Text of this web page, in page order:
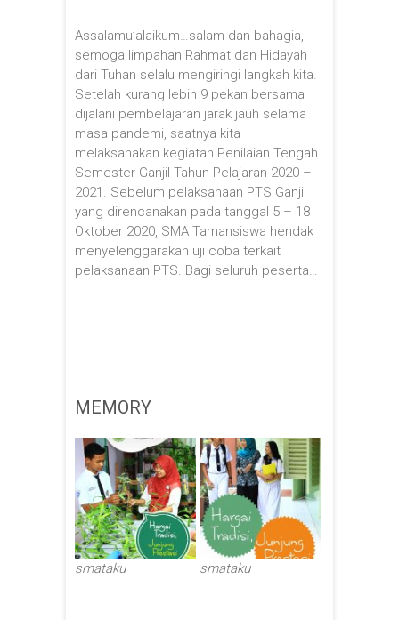
Assalamu’alaikum…salam dan bahagia,
semoga limpahan Rahmat dan Hidayah
dari Tuhan selalu mengiringi langkah kita.
Setelah kurang lebih 9 pekan bersama
dijalani pembelajaran jarak jauh selama
masa pandemi, saatnya kita
melaksanakan kegiatan Penilaian Tengah
Semester Ganjil Tahun Pelajaran 2020 –
2021. Sebelum pelaksanaan PTS Ganjil
yang direncanakan pada tanggal 5 – 18
Oktober 2020, SMA Tamansiswa hendak
menyelenggarakan uji coba terkait
pelaksanaan PTS. Bagi seluruh peserta…
MEMORY
smataku smataku